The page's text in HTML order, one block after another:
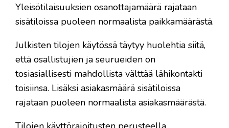
Yleisötilaisuuksien osanottajamäärä rajataan
sisätiloissa puoleen normaalista paikkamäärästä.
Julkisten tilojen käytössä täytyy huolehtia siitä,
että osallistujien ja seurueiden on
tosiasiallisesti mahdollista välttää lähikontakti
toisiinsa. Lisäksi asiakasmäärä sisätiloissa
rajataan puoleen normaalista asiakasmäärästä.